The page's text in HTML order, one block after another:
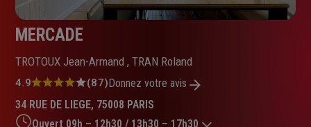
MERCADE
TROTOUX Jean-Armand , TRAN Roland
Note
4.9
sur
4.9 (87)Donnez votre avis
34 RUE DE LIEGE, 75008 PARIS
Ouvert 09h – 12h30 / 13h30 – 17h30